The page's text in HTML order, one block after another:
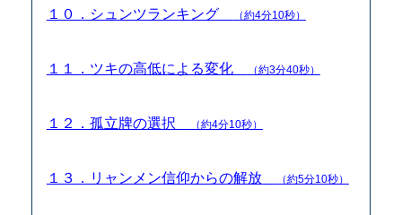
１０．シュンツランキング （約4分10秒）
１１．ツキの高低による変化 （約3分40秒）
１２．孤立牌の選択 （約4分10秒）
１３．リャンメン信仰からの解放 （約5分10秒）